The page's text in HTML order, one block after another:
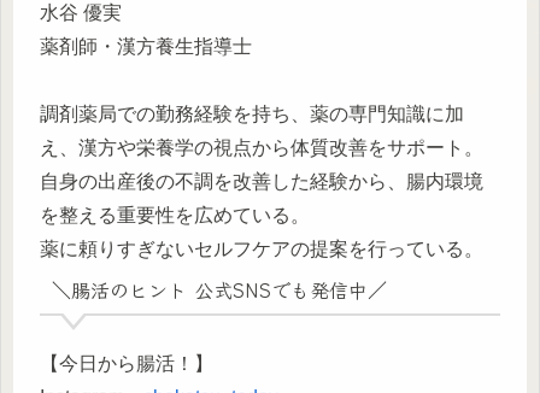
水谷 優実
薬剤師・漢方養生指導士
調剤薬局での勤務経験を持ち、薬の専門知識に加
え、漢方や栄養学の視点から体質改善をサポート。
自身の出産後の不調を改善した経験から、腸内環境
を整える重要性を広めている。
薬に頼りすぎないセルフケアの提案を行っている。
＼腸活のヒント 公式SNSでも発信中／
【今日から腸活！】